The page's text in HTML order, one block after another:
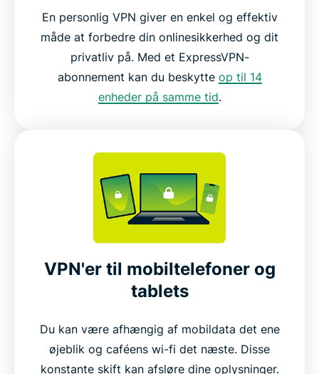
En personlig VPN giver en enkel og effektiv
måde at forbedre din onlinesikkerhed og dit
privatliv på. Med et ExpressVPN-
abonnement kan du beskytte op til 14
enheder på samme tid.
VPN'er til mobiltelefoner og
tablets
Du kan være afhængig af mobildata det ene
øjeblik og caféens wi-fi det næste. Disse
konstante skift kan afsløre dine oplysninger.